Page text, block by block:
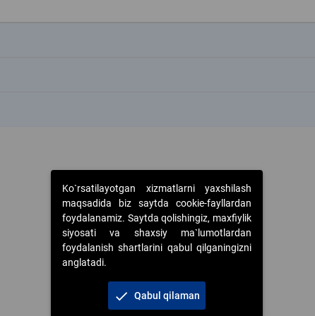
Ko`rsatilayotgan xizmatlarni yaxshilash
maqsadida biz saytda cookie-fayllardan
foydalanamiz. Saytda qolishingiz, maxfiylik
siyosati va shaxsiy ma`lumotlardan
foydalanish shartlarini qabul qilganingizni
anglatadi.
check Qabul qilaman